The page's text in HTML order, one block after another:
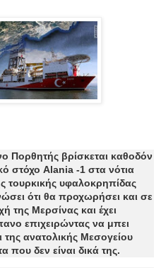
Πορθητής βρίσκεται καθοδόν
στόχο Alania -1 στα νότια
τουρκικής υφαλοκρηπίδας
ότι θα προχωρήσει και σε
της Μερσίνας και έχει
επιχειρώντας να μπει
της ανατολικής Μεσογείου
που δεν είναι δικά της.